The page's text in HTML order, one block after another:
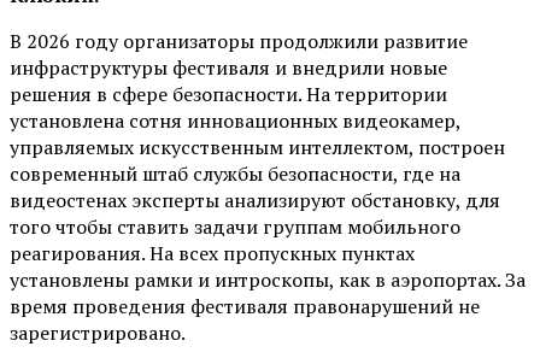
В 2026 году организаторы продолжили развитие
инфраструктуры фестиваля и внедрили новые
решения в сфере безопасности. На территории
установлена сотня инновационных видеокамер,
управляемых искусственным интеллектом, построен
современный штаб службы безопасности, где на
видеостенах эксперты анализируют обстановку, для
того чтобы ставить задачи группам мобильного
реагирования. На всех пропускных пунктах
установлены рамки и интроскопы, как в аэропортах. За
время проведения фестиваля правонарушений не
зарегистрировано.